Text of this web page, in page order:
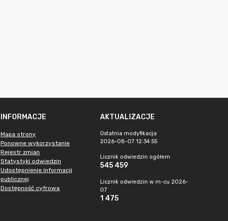
INFORMACJE
Mapa strony
Ponowne wykorzystanie
Rejestr zmian
Statystyki odwiedzin
Udostępnienie informacji
publicznej
Dostępność cyfrowa
AKTUALIZACJE
Ostatnia modyfikacja
2026-08-07 12:34:55
Licznik odwiedzin ogółem
545 459
Licznik odwiedzin w m-cu 2026-
07
1 475